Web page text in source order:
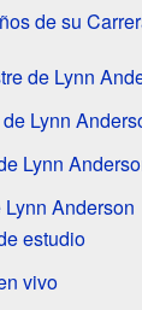
de su
de Lynn
Lynn
Lynn
Anderson
estudio
vivo